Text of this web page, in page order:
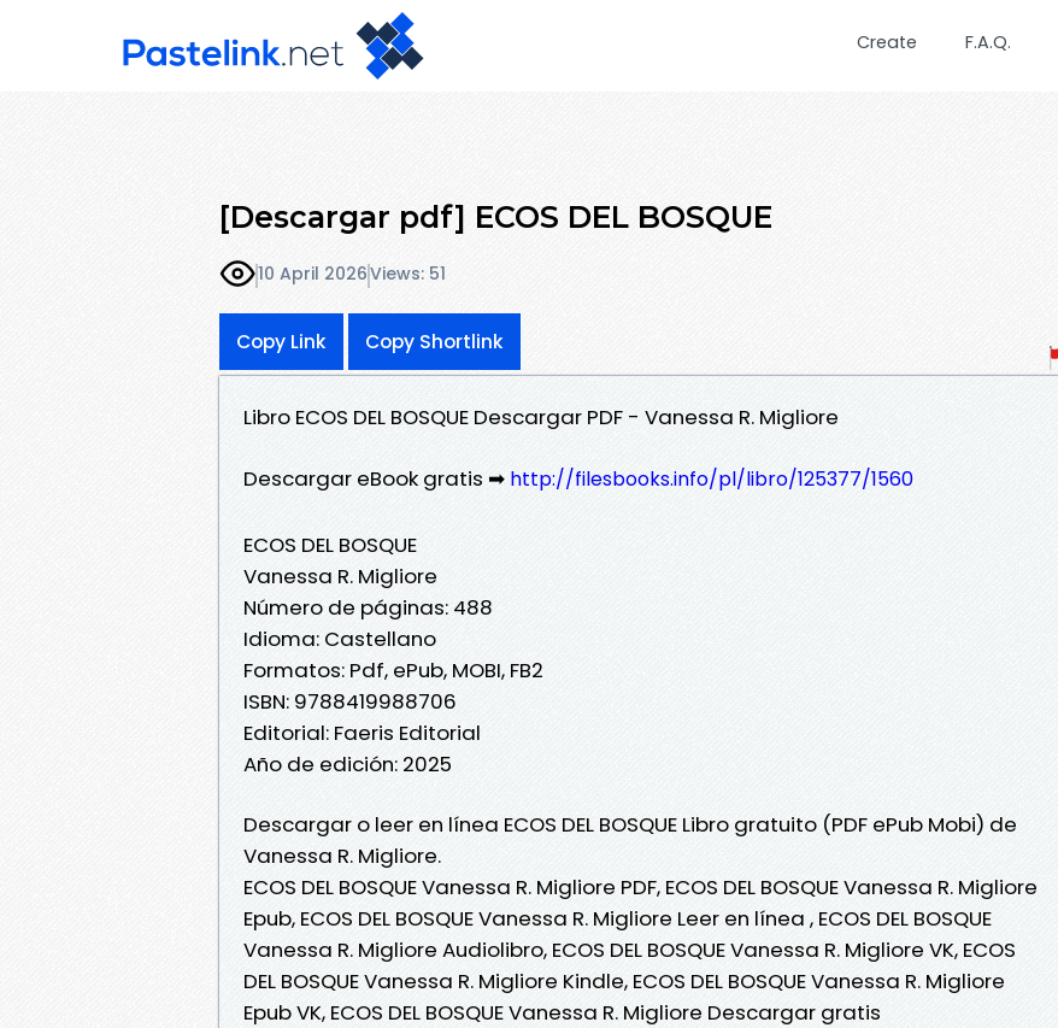
Create F.A.Q.
[Descargar pdf] ECOS DEL BOSQUE
10 April 2026Views: 51
Copy Link Copy Shortlink
Libro ECOS DEL BOSQUE Descargar PDF - Vanessa R. Migliore
Descargar eBook gratis ➡ http://filesbooks.info/pl/libro/125377/1560
ECOS DEL BOSQUE
Vanessa R. Migliore
Número de páginas: 488
Idioma: Castellano
Formatos: Pdf, ePub, MOBI, FB2
ISBN: 9788419988706
Editorial: Faeris Editorial
Año de edición: 2025
Descargar o leer en línea ECOS DEL BOSQUE Libro gratuito (PDF ePub Mobi) de
Vanessa R. Migliore.
ECOS DEL BOSQUE Vanessa R. Migliore PDF, ECOS DEL BOSQUE Vanessa R. Migliore
Epub, ECOS DEL BOSQUE Vanessa R. Migliore Leer en línea , ECOS DEL BOSQUE
Vanessa R. Migliore Audiolibro, ECOS DEL BOSQUE Vanessa R. Migliore VK, ECOS
DEL BOSQUE Vanessa R. Migliore Kindle, ECOS DEL BOSQUE Vanessa R. Migliore
Epub VK, ECOS DEL BOSQUE Vanessa R. Migliore Descargar gratis